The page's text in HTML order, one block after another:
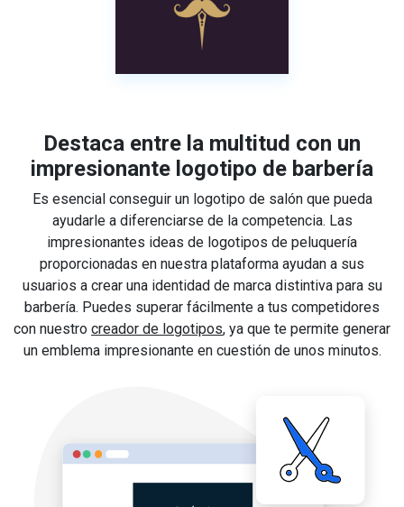
Destaca entre la multitud con un
impresionante logotipo de barbería
Es esencial conseguir un logotipo de salón que pueda
ayudarle a diferenciarse de la competencia. Las
impresionantes ideas de logotipos de peluquería
proporcionadas en nuestra plataforma ayudan a sus
usuarios a crear una identidad de marca distintiva para su
barbería. Puedes superar fácilmente a tus competidores
con nuestro creador de logotipos, ya que te permite generar
un emblema impresionante en cuestión de unos minutos.